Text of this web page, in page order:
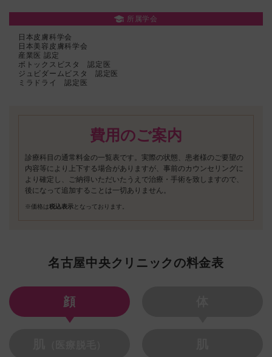
所属学会
日本皮膚科学会
日本美容皮膚科学会
産業医 認定
ボトックスビスタ 認定医
ジュビダームビスタ 認定医
ミラドライ 認定医
費用のご案内
診療科目の通常料金の一覧表です。実際の状態、患者様のご要望の
内容等により上下する場合がありますが、事前のカウンセリングに
より確定し、ご納得いただいたうえで治療・手術を致しますので、
後になって追加することは一切ありません。
※価格は税込表示となっております。
名古屋中央クリニックの料金表
顔